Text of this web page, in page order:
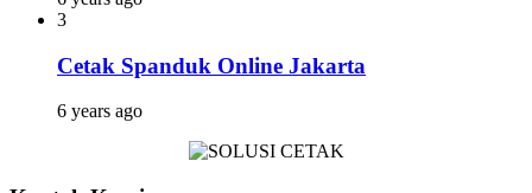
3
Cetak Spanduk Online Jakarta
6 years ago